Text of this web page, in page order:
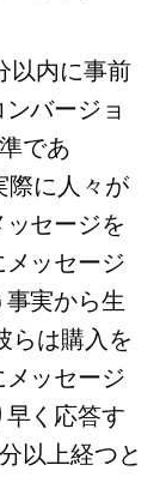
以内に事前
バージョ
であ
際に人々が
セージを
ッセージ
実から生
らは購入を
ッセージ
く応答す
以上経つと